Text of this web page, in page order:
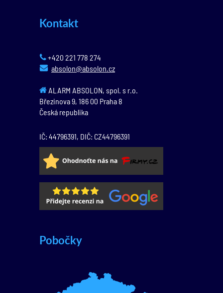
Kontakt
+420 221 778 274
absolon@absolon.cz
ALARM ABSOLON, spol. s r.o.
Březinova 9, 186 00 Praha 8
Česká republika
IČ: 44796391, DIČ: CZ44796391
Pobočky